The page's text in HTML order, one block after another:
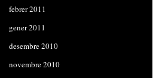
febrer 2011
gener 2011
desembre 2010
novembre 2010